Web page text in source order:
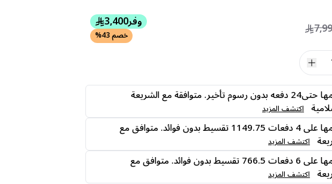
وفر3,400
خصم 43%
قسمها حتى24 دفعه بدون رسوم تأخير. متوافقة مع الشريعة
اكتشف المزيد
قسمها على 4 دفعات 1149.75 تقسيط بدون فوائد. متوافق مع
اكتشف المزيد
قسمها على 6 دفعات 766.5 تقسيط بدون فوائد. متوافق مع
اكتشف المزيد